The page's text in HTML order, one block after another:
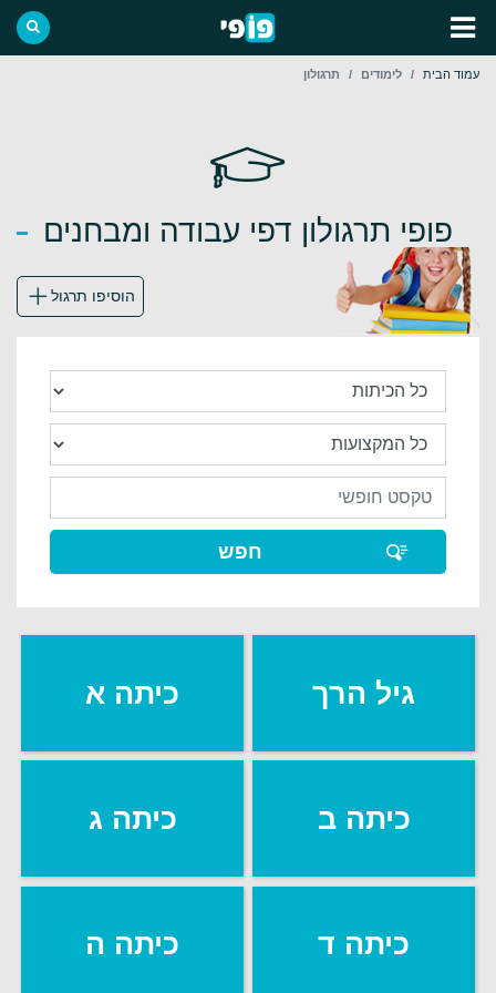
עמוד הבית לימודים תרגולון
פופי תרגולון דפי עבודה ומבחנים
הוסיפו תרגול
גיל הרך כיתה א
כיתה ב כיתה ג
כיתה ד כיתה ה